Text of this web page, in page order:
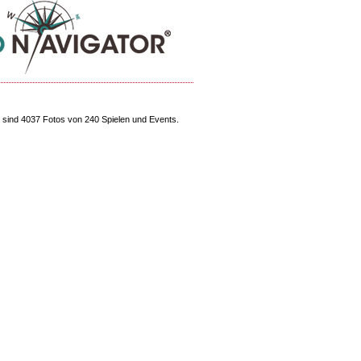
sind 4037 Fotos von 240 Spielen und Events.